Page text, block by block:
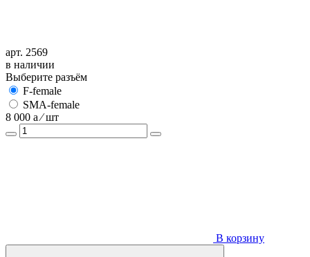
арт. 2569
в наличии
Выберите разъём
F-female
SMA-female
8 000 a ⁄ шт
В корзину